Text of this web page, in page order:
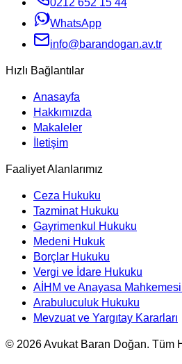
0212 652 15 44
WhatsApp
info@barandogan.av.tr
Hızlı Bağlantılar
Anasayfa
Hakkımızda
Makaleler
İletişim
Faaliyet Alanlarımız
Ceza Hukuku
Tazminat Hukuku
Gayrimenkul Hukuku
Medeni Hukuk
Borçlar Hukuku
Vergi ve İdare Hukuku
AİHM ve Anayasa
Arabuluculuk Hukuku
Mevzuat ve Yargıtay Kararları
© 2026Avukat Baran Doğan. Tüm